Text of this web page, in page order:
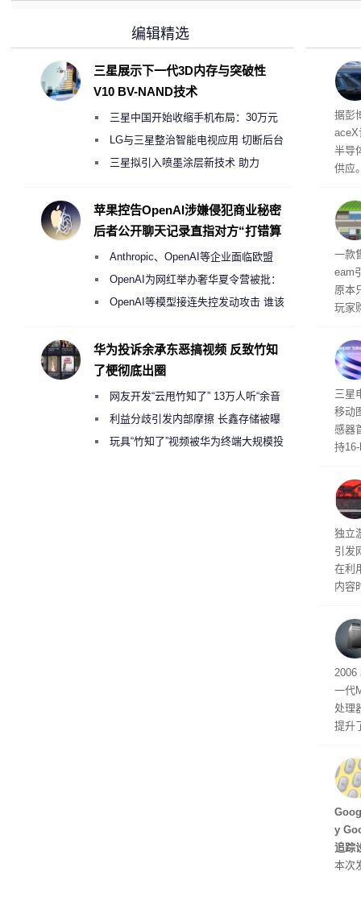
电
据彭
aceX
半导
供应
开
取“
的
全
一款
eam
原本
玩家
入
传
三星
移动
感器
持
文
独立
引发
在利
内容
有
2006
一代
处理
提升
型
ss
y
追踪
本次
编辑精选
三星展示下一代3D内存与突破性
V10 BV-NAND技术
三星中国开始收缩手机布局：30万元
月销售额不达标门店 将被逐步清退
LG与三星整治智能电视应用 切断后台
偷偷共享带宽的违规行为
三星拟引入喷墨涂层新技术 助力
度
苹果控告OpenAI涉嫌侵犯商业秘密
后者公开聊天记录直指对方“打错算
Anthropic、OpenAI等企业面临欧盟
《人工智能法案》全新执法权限审查
OpenAI为网红举办奢华夏令营被批：
2000美元一晚 遭讽“反乌托邦”
OpenAI等模型接连失控发动攻击 谁该
华为投诉余承东恶搞视频 反致竹知
了梗彻底出圈
网友开发“云甩竹知了” 13万人听“余音
绕梁”利益分歧引发内部摩擦 长鑫存储被曝
曾将华为驻场工程师驱逐出研发基地
玩具“竹知了”视频被华为终端大规模投